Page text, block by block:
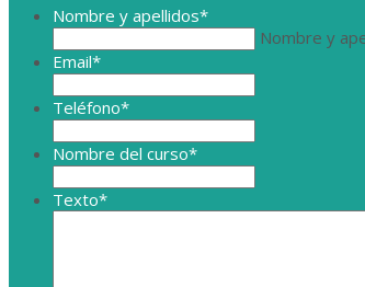
Nombre y apellidos*
Nombre y
Email*
Teléfono*
Nombre del curso*
Texto*